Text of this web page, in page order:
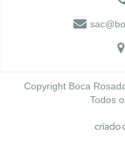
Copyright Boca
Todos